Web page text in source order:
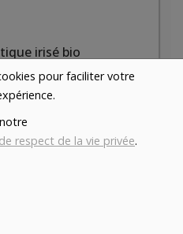
pour faciliter votre
respect de la vie privée.
irisé bio
pc
5€